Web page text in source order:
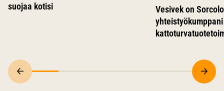
suojaa kotisi
Vesivek on